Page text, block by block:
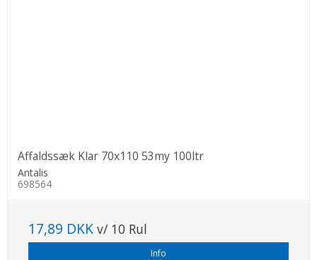
Affaldssæk Klar 70x110 53my 100ltr
Antalis
698564
17,89 DKK v/ 10 Rul
Info